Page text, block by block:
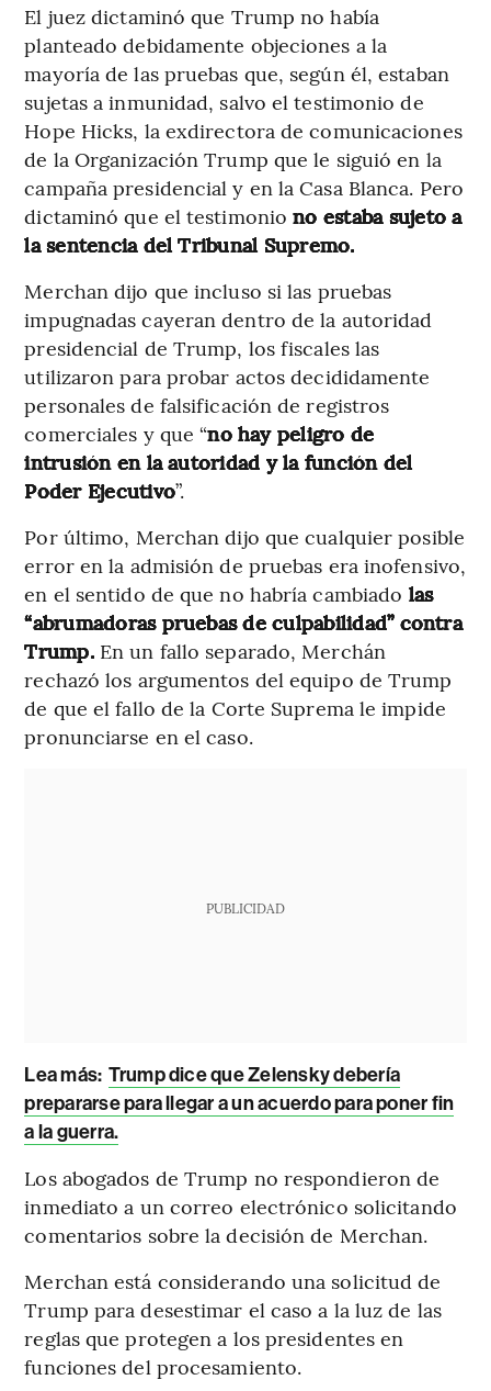
El juez dictaminó que Trump no había
planteado debidamente objeciones a la
mayoría de las pruebas que, según él, estaban
sujetas a inmunidad, salvo el testimonio de
Hope Hicks, la exdirectora de comunicaciones
de la Organización Trump que le siguió en la
campaña presidencial y en la Casa Blanca. Pero
dictaminó que el testimoniono estaba sujeto a
la sentencia del Tribunal Supremo.
Merchan dijo que incluso si las pruebas
impugnadas cayeran dentro de la autoridad
presidencial de Trump, los fiscales las
utilizaron para probar actos decididamente
personales de falsificación de registros
comerciales y que “no hay peligro de
intrusión en la autoridad y la función del
Poder Ejecutivo”.
Por último, Merchan dijo que cualquier posible
error en la admisión de pruebas era inofensivo,
en el sentido de que no habría cambiado las
“abrumadoras pruebas de culpabilidad” contra
Trump. En un fallo separado, Merchán
rechazó los argumentos del equipo de Trump
de que el fallo de la Corte Suprema le impide
pronunciarse en el caso.
PUBLICIDAD
Lea más: Trump dice que Zelensky debería
prepararse para llegar a un acuerdo para poner fin
a la guerra.
Los abogados de Trump no respondieron de
inmediato a un correo electrónico solicitando
comentarios sobre la decisión de Merchan.
Merchan está considerando una solicitud de
Trump para desestimar el caso a la luz de las
reglas que protegen a los presidentes en
funciones del procesamiento.